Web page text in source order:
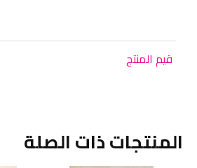
قيم المنتج
المنتجات ذات الصلة